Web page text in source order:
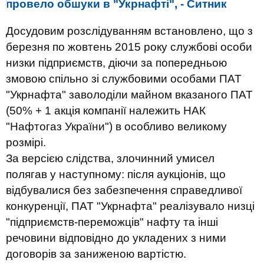
провело обшуки в "Укрнафті", - Ситник
Досудовим розслідуванням встановлено, що з
березня по жовтень 2015 року службові особи
низки підприємств, діючи за попередньою
змовою спільно зі службовими особами ПАТ
"Укрнафта" заволоділи майном вказаного ПАТ
(50% + 1 акція компанії належить НАК
"Нафтогаз України") в особливо великому
розмірі.
За версією слідства, злочинний умисел
полягав у наступному: після аукціонів, що
відбувалися без забезпечення справедливої
конкуренції, ПАТ "Укрнафта" реалізувало низці
"підприємств-переможців" нафту та інші
речовини відповідно до укладених з ними
договорів за заниженою вартістю.